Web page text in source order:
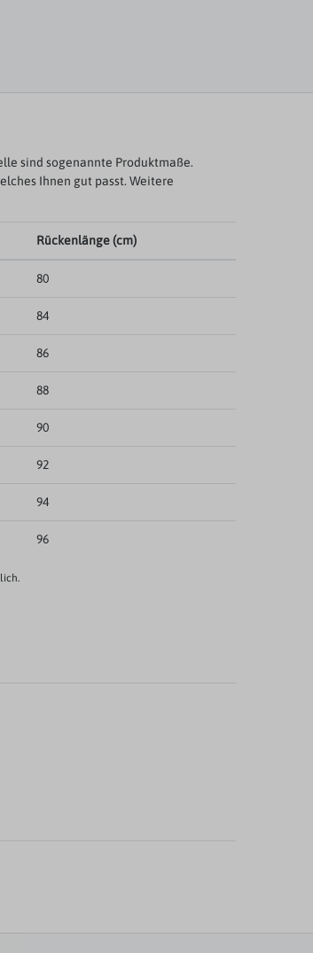
sind sogenannte Produktmaße.
Ihnen gut passt. Weitere
Rückenlänge (cm)
80
84
86
88
90
92
94
96